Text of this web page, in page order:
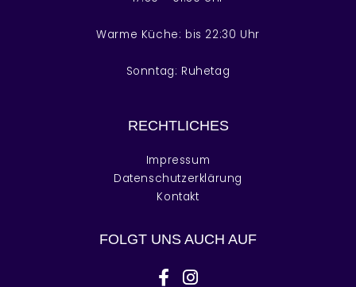
Warme Küche: bis 22:30 Uhr
Sonntag: Ruhetag
RECHTLICHES
Impressum
Datenschutzerklärung
Kontakt
FOLGT UNS AUCH AUF
facebook-f
instagram